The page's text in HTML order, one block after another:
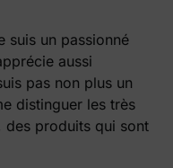
suis un passionné
aussi
pas non plus un
distinguer les très
des produits qui sont